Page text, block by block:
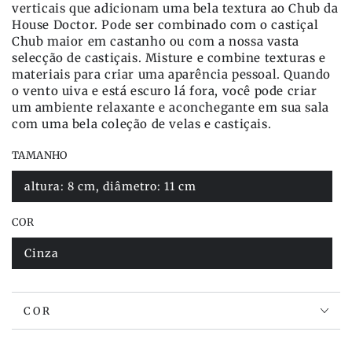
verticais que adicionam uma bela textura ao Chub da
House Doctor. Pode ser combinado com o castiçal
Chub maior em castanho ou com a nossa vasta
selecção de castiçais. Misture e combine texturas e
materiais para criar uma aparência pessoal. Quando
o vento uiva e está escuro lá fora, você pode criar
um ambiente relaxante e aconchegante em sua sala
com uma bela coleção de velas e castiçais.
TAMANHO
altura: 8 cm, diâmetro: 11 cm
Variante
esgotada
indisponível
COR
Cinza
Variante
esgotada
indisponível
COR